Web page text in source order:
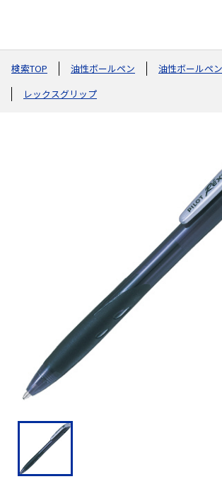
検索TOP 油性ボールペン
油性ボールペン
レックスグリップ